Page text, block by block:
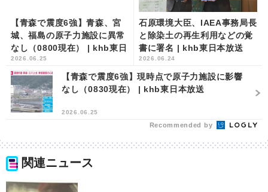
【青森で震度6強】青森、宮
城、福島の原子力施設に異常
なし（0800現在） | khb東日
本放送
2026.06.25
石原環境大臣、IAEA事務局長
と除染土の再生利用などの覚
書に署名 | khb東日本放送
2026.06.24
【青森で震度6強】現時点で原子力施設に影響
なし（0830現在） | khb東日本放送
2026.06.25
Recommended by
関連ニュース